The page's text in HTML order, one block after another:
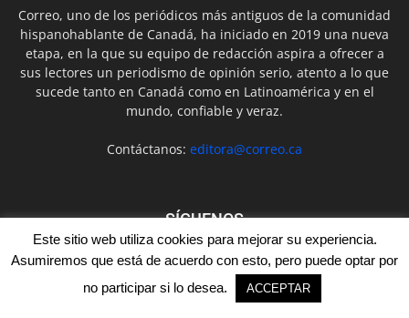
Correo, uno de los periódicos más antiguos de la comunidad
hispanohablante de Canadá, ha iniciado en 2019 una nueva
etapa, en la que su equipo de redacción aspira a ofrecer a
sus lectores un periodismo de opinión serio, atento a lo que
sucede tanto en Canadá como en Latinoamérica y en el
mundo, confiable y veraz.
Contáctanos: editora@correo.ca
SÍGUENOS
Este sitio web utiliza cookies para mejorar su experiencia.
Asumiremos que está de acuerdo con esto, pero puede optar por
no participar si lo desea.
ACCEPTAR